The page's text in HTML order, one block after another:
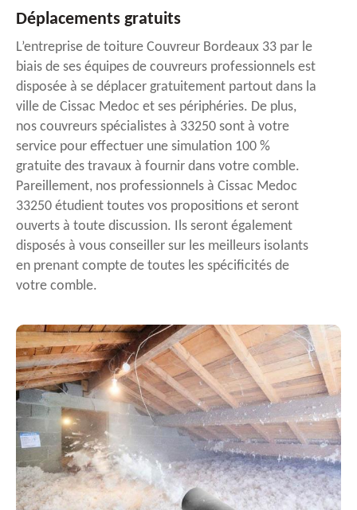
Déplacements gratuits
L’entreprise de toiture Couvreur Bordeaux 33 par le
biais de ses équipes de couvreurs professionnels est
disposée à se déplacer gratuitement partout dans la
ville de Cissac Medoc et ses périphéries. De plus,
nos couvreurs spécialistes à 33250 sont à votre
service pour effectuer une simulation 100 %
gratuite des travaux à fournir dans votre comble.
Pareillement, nos professionnels à Cissac Medoc
33250 étudient toutes vos propositions et seront
ouverts à toute discussion. Ils seront également
disposés à vous conseiller sur les meilleurs isolants
en prenant compte de toutes les spécificités de
votre comble.